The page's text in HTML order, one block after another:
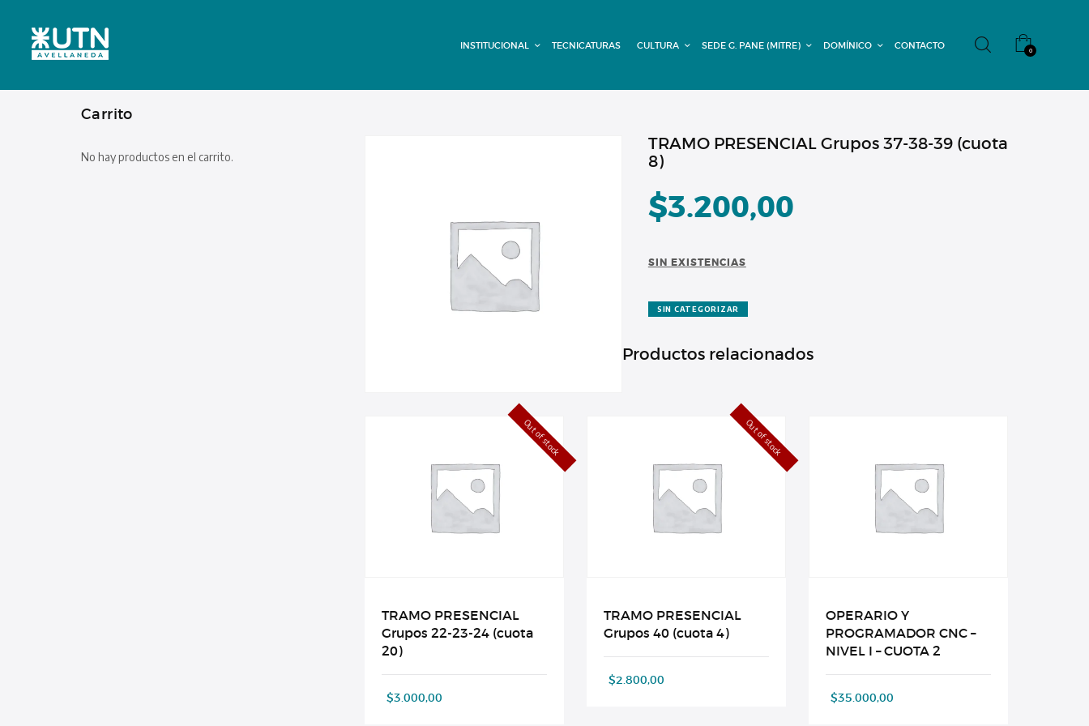
INSTITUCIONAL TECNICATURAS CULTURA SEDE G. PANE (MITRE) DOMÍNICO CONTACTO 0
DOMÍNICO
CONTACTO
TRAMO PRESENCIAL Grupos 37-38-39 (cuota
8)
$3.200,00
SIN EXISTENCIAS
SIN CATEGORIZAR
Productos relacionados
Out of stock
TRAMO PRESENCIAL
Grupos 22-23-24 (cuota
20)
$3.000,00
Out of stock
TRAMO PRESENCIAL
Grupos 40 (cuota 4)
$2.800,00
OPERARIO Y
PROGRAMADOR CNC –
NIVEL I – CUOTA 2
$35.000,00
Carrito
No hay productos en el carrito.